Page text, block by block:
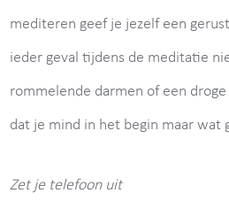
mediteren geef je jezelf een
ieder geval tijdens de meditatie
rommelende darmen of een
dat je mind in het begin maar wat
Zet je telefoon uit